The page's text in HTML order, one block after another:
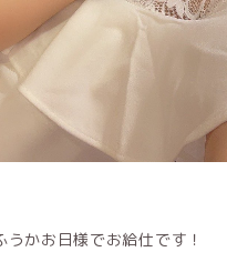
かお日様でお給仕です！